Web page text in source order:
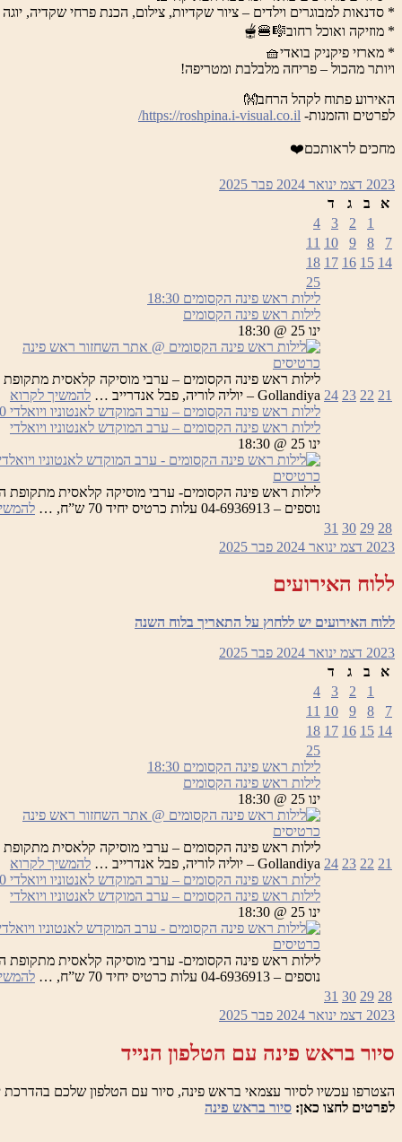
* סדנאות למבוגרים וילדים – ציור שקדיות, צילום, הכנת פרחי שקדיה, יוגה
* מוזיקה ואוכל רחוב🎼🍔🫕
* מארזי פיקניק בואדי🧺
ויותר מהכול – פריחה מלבלבת ומטריפה!
האירוע פתוח לקהל הרחב👐
לפרטים והזמנות- https://roshpina.i-visual.co.il/
מחכים לראותכם❤️
2023 דצמ ינואר 2024 פבר 2025
א
ב ג ד
1
2
3
4
7
8
9
10
11
14
15
16
17
18
21
22
23
24
25
לילות ראש פינה הקסומים 18:30
לילות ראש פינה הקסומים
ינו 25 @ 18:30
כרטיסים
Gollandiya – יוליה לוריה, פבל אנדרייב …
להמשיך לקרוא
לילות ראש פינה הקסומים – ערב המוקדש לאנטוניו ויואלדי
לילות ראש פינה הקסומים – ערב המוקדש לאנטוניו ויואלדי
ינו 25 @ 18:30
כרטיסים
נוספים – 04-6936913 עלות כרטיס יחיד 70 ש”ח, …
28
29
30
31
2023 דצמ ינואר 2024 פבר 2025
ללוח האירועים
ללוח האירועים יש ללחוץ על התאריך בלוח השנה
2023 דצמ ינואר 2024 פבר 2025
א
ב ג ד
1
2
3
4
7
8
9
10
11
14
15
16
17
18
21
22
23
24
25
לילות ראש פינה הקסומים 18:30
לילות ראש פינה הקסומים
ינו 25 @ 18:30
כרטיסים
Gollandiya – יוליה לוריה, פבל אנדרייב …
להמשיך לקרוא
לילות ראש פינה הקסומים – ערב המוקדש לאנטוניו ויואלדי
לילות ראש פינה הקסומים – ערב המוקדש לאנטוניו ויואלדי
ינו 25 @ 18:30
כרטיסים
נוספים – 04-6936913 עלות כרטיס יחיד 70 ש”ח, …
28
29
30
31
2023 דצמ ינואר 2024 פבר 2025
סיור בראש פינה עם הטלפון הנייד
הצטרפו עכשיו לסיור עצמאי בראש פינה, סיור עם הטלפון שלכם
לפרטים לחצו כאן: סיור בראש פינה